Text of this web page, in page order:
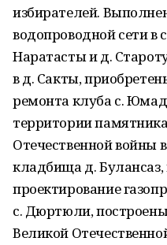
избирателей.
водопроводной сети в
Наратасты и д.
в д. Сакты,
ремонта клуба с.
территории
Отечественной войны
кладбища д.
проектирование
с. Дюртюли,
Великой